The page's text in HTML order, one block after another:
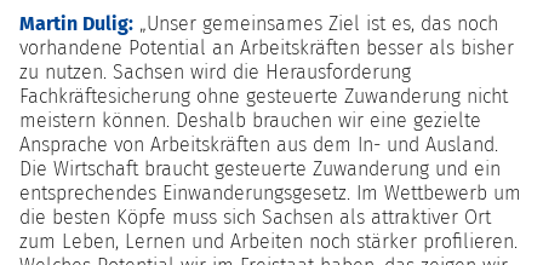
Martin Dulig: „Unser gemeinsames Ziel ist es, das noch
vorhandene Potential an Arbeitskräften besser als bisher
zu nutzen. Sachsen wird die Herausforderung
Fachkräftesicherung ohne gesteuerte Zuwanderung nicht
meistern können. Deshalb brauchen wir eine gezielte
Ansprache von Arbeitskräften aus dem In- und Ausland.
Die Wirtschaft braucht gesteuerte Zuwanderung und ein
entsprechendes Einwanderungsgesetz. Im Wettbewerb um
die besten Köpfe muss sich Sachsen als attraktiver Ort
zum Leben, Lernen und Arbeiten noch stärker profilieren.